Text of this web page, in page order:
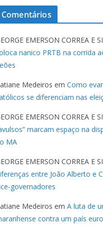
Comentários
EMERSON CORREA E
nanico PRTB na corrida
Medeiros em Como
se diferenciam nas
EMERSON CORREA E
marcam espaço na
MA
EMERSON CORREA E
entre João Alberto e
governadores
Medeiros em A luta de
contra um país